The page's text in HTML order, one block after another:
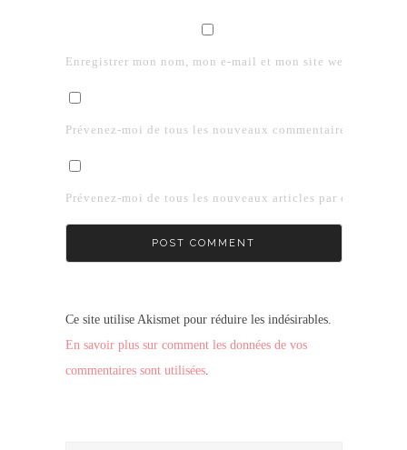
Enregistrer mon nom, mon e-mail et mon site web dans le
Prévenez-moi de tous les nouveaux commentaires par e-
Prévenez-moi de tous les nouveaux articles par e-mail.
Ce site utilise Akismet pour réduire les indésirables.
En savoir plus sur comment les données de vos
commentaires sont utilisées.